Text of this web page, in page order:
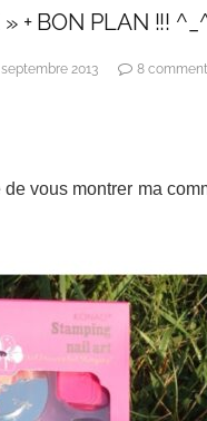
+ BON PLAN !!!
septembre 2013 8
vous montrer ma